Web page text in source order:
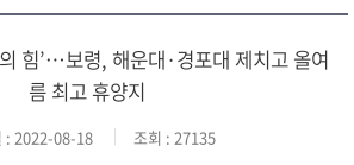
힘’…보령, 해운대·경포대 제치고 올여
름 최고 휴양지
: 2022-08-18 조회 : 27135